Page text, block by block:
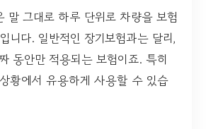
말 그대로 하루 단위로 차량을 보험
니다. 일반적인 장기보험과는 달리,
동안만 적용되는 보험이죠. 특히
황에서 유용하게 사용할 수 있습